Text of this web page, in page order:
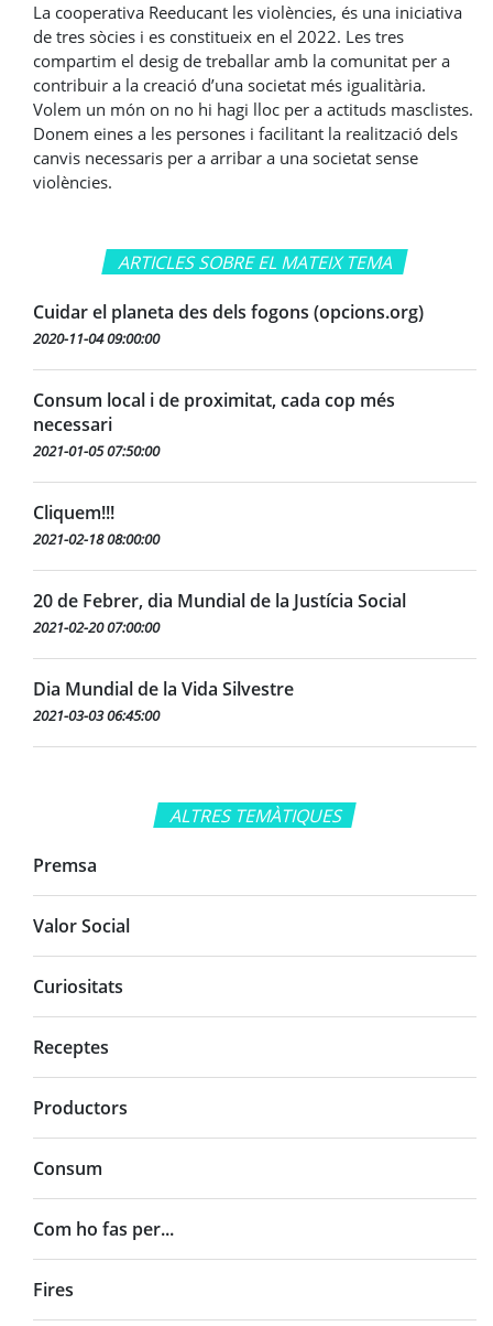
La cooperativa Reeducant les violències, és una iniciativa
de tres sòcies i es constitueix en el 2022. Les tres
compartim el desig de treballar amb la comunitat per a
contribuir a la creació d’una societat més igualitària.
Volem un món on no hi hagi lloc per a actituds masclistes.
Donem eines a les persones i facilitant la realització dels
canvis necessaris per a arribar a una societat sense
violències.
ARTICLES SOBRE EL MATEIX TEMA
Cuidar el planeta des dels fogons (opcions.org)
2020-11-04 09:00:00
Consum local i de proximitat, cada cop més
necessari
2021-01-05 07:50:00
Cliquem!!!
2021-02-18 08:00:00
20 de Febrer, dia Mundial de la Justícia Social
2021-02-20 07:00:00
Dia Mundial de la Vida Silvestre
2021-03-03 06:45:00
ALTRES TEMÀTIQUES
Premsa
Valor Social
Curiositats
Receptes
Productors
Consum
Com ho fas per...
Fires